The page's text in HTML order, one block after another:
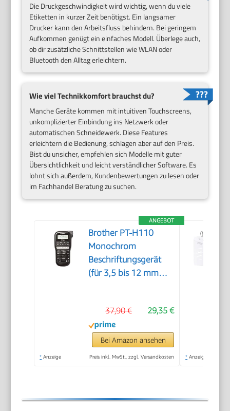
Die Druckgeschwindigkeit wird wichtig, wenn du viele
Etiketten in kurzer Zeit benötigst. Ein langsamer
Drucker kann den Arbeitsfluss behindern. Bei geringem
Aufkommen genügt ein einfaches Modell. Überlege auch,
ob dir zusätzliche Schnittstellen wie WLAN oder
Bluetooth den Alltag erleichtern.
Wie viel Technikkomfort brauchst du?
Manche Geräte kommen mit intuitiven Touchscreens,
unkomplizierter Einbindung ins Netzwerk oder
automatischen Schneidewerk. Diese Features
erleichtern die Bedienung, schlagen aber auf den Preis.
Bist du unsicher, empfehlen sich Modelle mit guter
Übersichtlichkeit und leicht verständlicher Software. Es
lohnt sich außerdem, Kundenbewertungen zu lesen oder
im Fachhandel Beratung zu suchen.
ANGEBOT
Brother PT-H110
Monochrom
Beschriftungsgerät
(für 3,5 bis 12 mm
20 mm/Sek.
Druckgeschwindigkeit)
29,35 €
37,90 €
Bei Amazon ansehen
* Anzeige Preis inkl. MwSt., zzgl. Versandkosten * Anzeige